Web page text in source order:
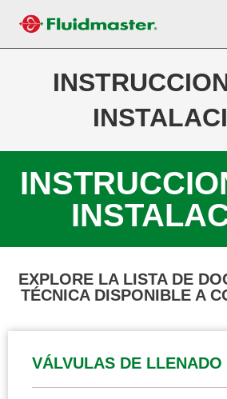
EXPLORE LA LISTA DE
TÉCNICA DISPONIBLE A
VÁLVULAS DE LLENADO